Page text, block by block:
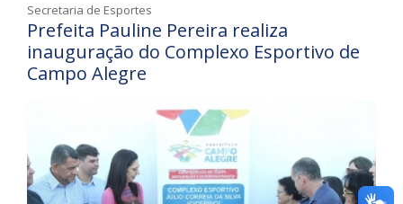
Secretaria de Esportes
Prefeita Pauline Pereira realiza
inauguração do Complexo Esportivo de
Campo Alegre